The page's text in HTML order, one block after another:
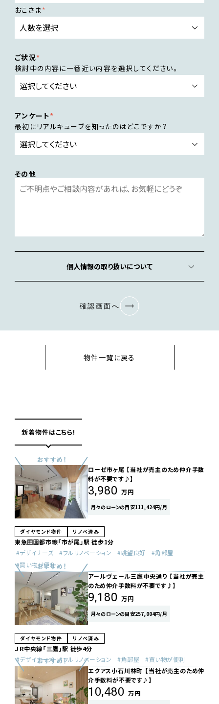
おこさま
ご状況
検討中の内容に一番近い内容を選択してください。
アンケート
最初にリアルキューブを知ったのはどこですか？
その他
個人情報の取り扱いについて
確認画面へ
物件一覧に戻る
新着物件はこちら!
ローゼ市ヶ尾 【当社が売主のため仲介手数
料が不要です♪】
3,980 万円
月々のローンの目安111,424円/月
ダイヤモンド物件 リノベ済み
東急田園都市線「市が尾」駅 徒歩1分
デザイナーズ
フルリノベーション 眺望良好
角部屋
買い物が便利
アールヴェール三鷹中央通り 【当社が売主
のため仲介手数料が不要です♪】
9,180 万円
月々のローンの目安257,004円/月
ダイヤモンド物件 リノベ済み
ＪＲ中央線「三鷹」駅 徒歩4分
デザイナーズ
フルリノベーション 角部屋
買い物が便利
エクアス小石川林町 【当社が売主のため仲
介手数料が不要です♪】
10,480 万円